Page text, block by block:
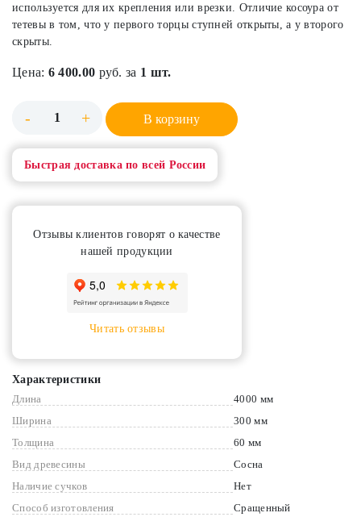
используется для их крепления или врезки. Отличие косоура от
тетевы в том, что у первого торцы ступней открыты, а у второго
скрыты.
Цена: 6 400.00 руб. за 1 шт.
- + В корзину
Быстрая доставка по всей России
Отзывы клиентов говорят о качестве
нашей продукции
Читать отзывы
Характеристики
Длина
4000 мм
Ширина
300 мм
Толщина
60 мм
Вид древесины
Сосна
Наличие сучков
Нет
Способ изготовления
Сращенный